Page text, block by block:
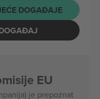
DOGAĐAJE
EU
je prepoznat